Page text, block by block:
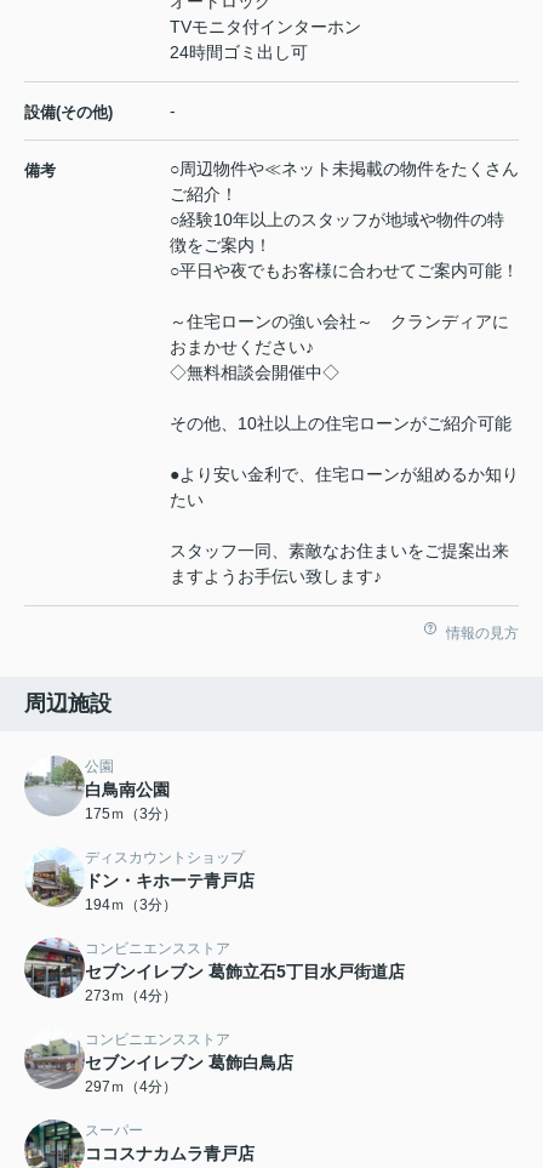
TVモニタ付インターホン
24時間ゴミ出し可
設備(その他) -
備考
○周辺物件や≪ネット未掲載の物件をたくさん
ご紹介！
○経験10年以上のスタッフが地域や物件の特
徴をご案内！
○平日や夜でもお客様に合わせてご案内可能！
～住宅ローンの強い会社～ クランディアに
おまかせください♪
◇無料相談会開催中◇
その他、10社以上の住宅ローンがご紹介可能
●より安い金利で、住宅ローンが組めるか知り
たい
スタッフ一同、素敵なお住まいをご提案出来
ますようお手伝い致します♪
情報の見方
周辺施設
公園
白鳥南公園
175ｍ（3分）
ディスカウントショップ
ドン・キホーテ青戸店
194ｍ（3分）
コンビニエンスストア
セブンイレブン 葛飾立石5丁目水戸街道店
273ｍ（4分）
コンビニエンスストア
セブンイレブン 葛飾白鳥店
297ｍ（4分）
スーパー
ココスナカムラ青戸店